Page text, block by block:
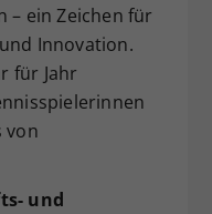
– ein Zeichen für
Innovation.
für Jahr
von
und